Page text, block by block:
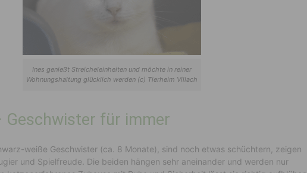
Ines genießt Streicheleinheiten und möchte in reiner
Wohnungshaltung glücklich werden (c) Tierheim Villach
Geschwister für immer
weiße Geschwister (ca. 8 Monate), sind noch etwas schüchtern, zeigen
und Spielfreude. Die beiden hängen sehr aneinander und werden nur